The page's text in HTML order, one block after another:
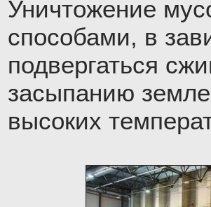
Уничтожение
способами, в
подвергаться
засыпанию
высоких